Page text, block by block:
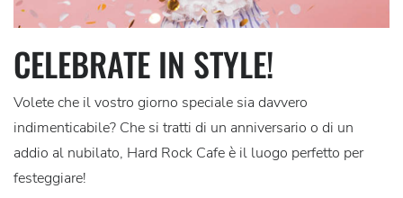
CELEBRATE IN STYLE!
Volete che il vostro giorno speciale sia davvero
indimenticabile? Che si tratti di un anniversario o di un
addio al nubilato, Hard Rock Cafe è il luogo perfetto per
festeggiare!